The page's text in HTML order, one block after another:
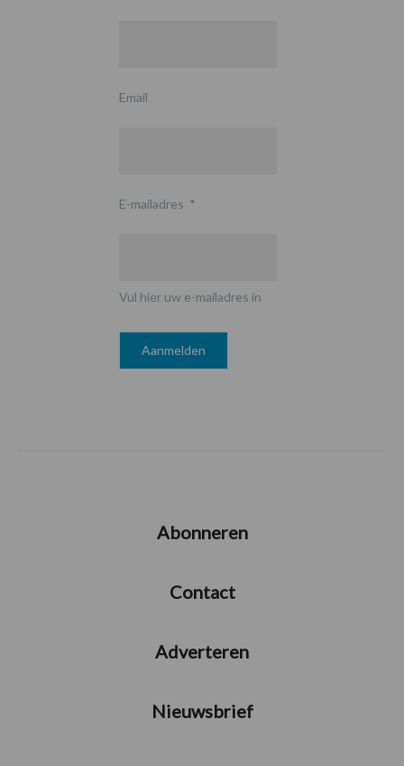
Email
E-mailadres *
Vul hier uw e-mailadres in
Abonneren
Contact
Adverteren
Nieuwsbrief